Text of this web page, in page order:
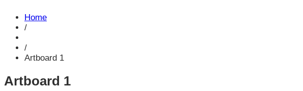
Home
/
/
Artboard 1
Artboard 1